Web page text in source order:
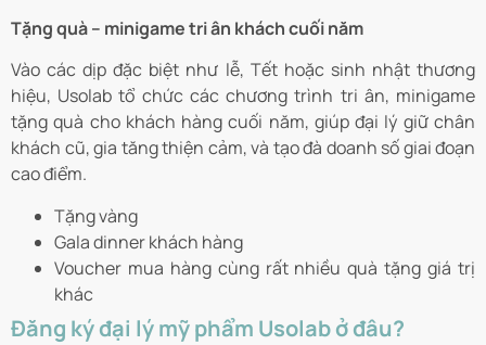
Tặng quà – minigame tri ân khách cuối năm
Vào các dịp đặc biệt như lễ, Tết hoặc sinh nhật thương
hiệu, Usolab tổ chức các chương trình tri ân, minigame
tặng quà cho khách hàng cuối năm, giúp đại lý giữ chân
khách cũ, gia tăng thiện cảm, và tạo đà doanh số giai đoạn
cao điểm.
Tặng vàng
Gala dinner khách hàng
Voucher mua hàng cùng rất nhiều quà tặng giá trị
khác
Đăng ký đại lý mỹ phẩm Usolab ở đâu?